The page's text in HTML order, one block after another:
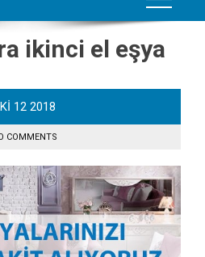
ikinci el eşya
12 2018
COMMENTS